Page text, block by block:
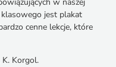
klasowego jest plakat
cenne lekcje, które
K. Korgol.